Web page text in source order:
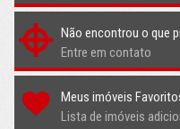
Não encontrou o que
Entre em contato
Meus imóveis
Lista de imóveis